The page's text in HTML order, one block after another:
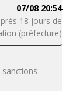
07/08 20:54
18 jours de
(préfecture)